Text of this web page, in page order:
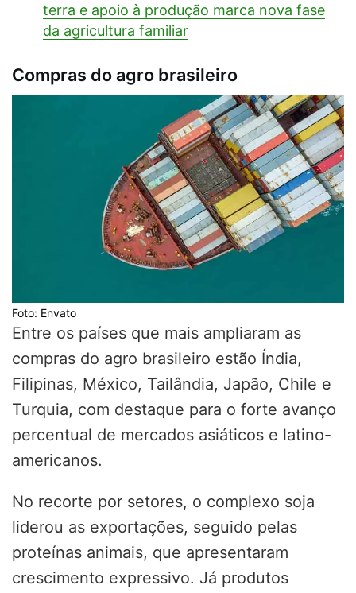
terra e apoio à produção marca nova fase
da agricultura familiar
Compras do agro brasileiro
Foto: Envato
Entre os países que mais ampliaram as
compras do agro brasileiro estão Índia,
Filipinas, México, Tailândia, Japão, Chile e
Turquia, com destaque para o forte avanço
percentual de mercados asiáticos e latino-
americanos.
No recorte por setores, o complexo soja
liderou as exportações, seguido pelas
proteínas animais, que apresentaram
crescimento expressivo. Já produtos